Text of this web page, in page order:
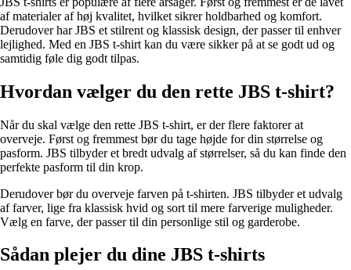
af materialer af høj kvalitet, hvilket sikrer holdbarhed og komfort.
Derudover har JBS et stilrent og klassisk design, der passer til enhver
lejlighed. Med en JBS t-shirt kan du være sikker på at se godt ud og
samtidig føle dig godt tilpas.
Hvordan vælger du den rette JBS t-shirt?
Når du skal vælge den rette JBS t-shirt, er der flere faktorer at
overveje. Først og fremmest bør du tage højde for din størrelse og
pasform. JBS tilbyder et bredt udvalg af størrelser, så du kan finde den
perfekte pasform til din krop.
Derudover bør du overveje farven på t-shirten. JBS tilbyder et udvalg
af farver, lige fra klassisk hvid og sort til mere farverige muligheder.
Vælg en farve, der passer til din personlige stil og garderobe.
Sådan plejer du dine JBS t-shirts